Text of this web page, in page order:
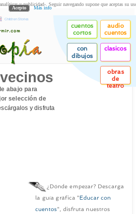
Children Stories
cuentos
cortos
audio
cuentos
con
dibujos
clasicos
obras
de
teatro
abajo para
selección de
y disfruta
¿Dónde empezar? Descarga
la guía gráfica "Educar con
cuentos", disfruta nuestros
y publicidad-. Seguir navegando supone que aceptas su
Acepto Más info